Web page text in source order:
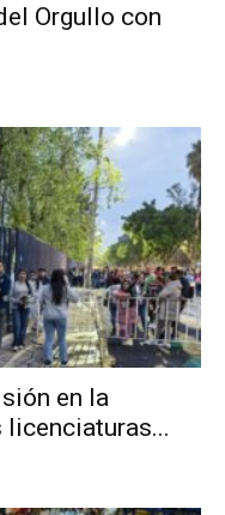
Orgullo con
en la
licenciaturas...